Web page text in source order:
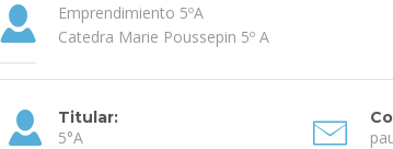
Emprendimiento 5ºA
Catedra Marie Poussepin 5º A
Titular:
5°A